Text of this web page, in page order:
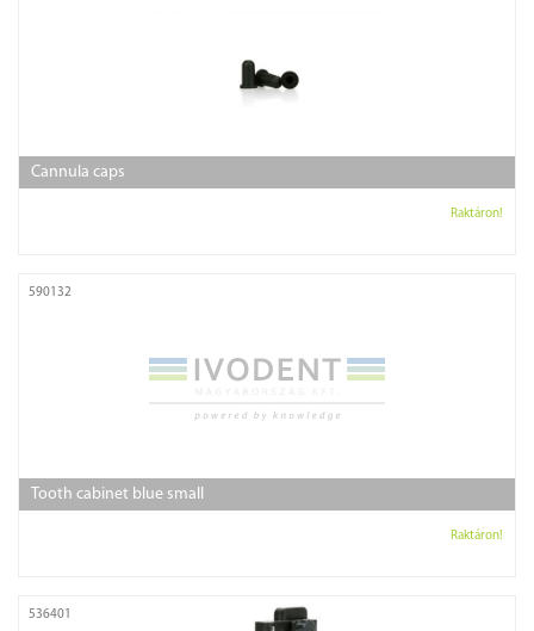
Cannula caps
Raktáron!
590132
Tooth cabinet blue small
Raktáron!
536401